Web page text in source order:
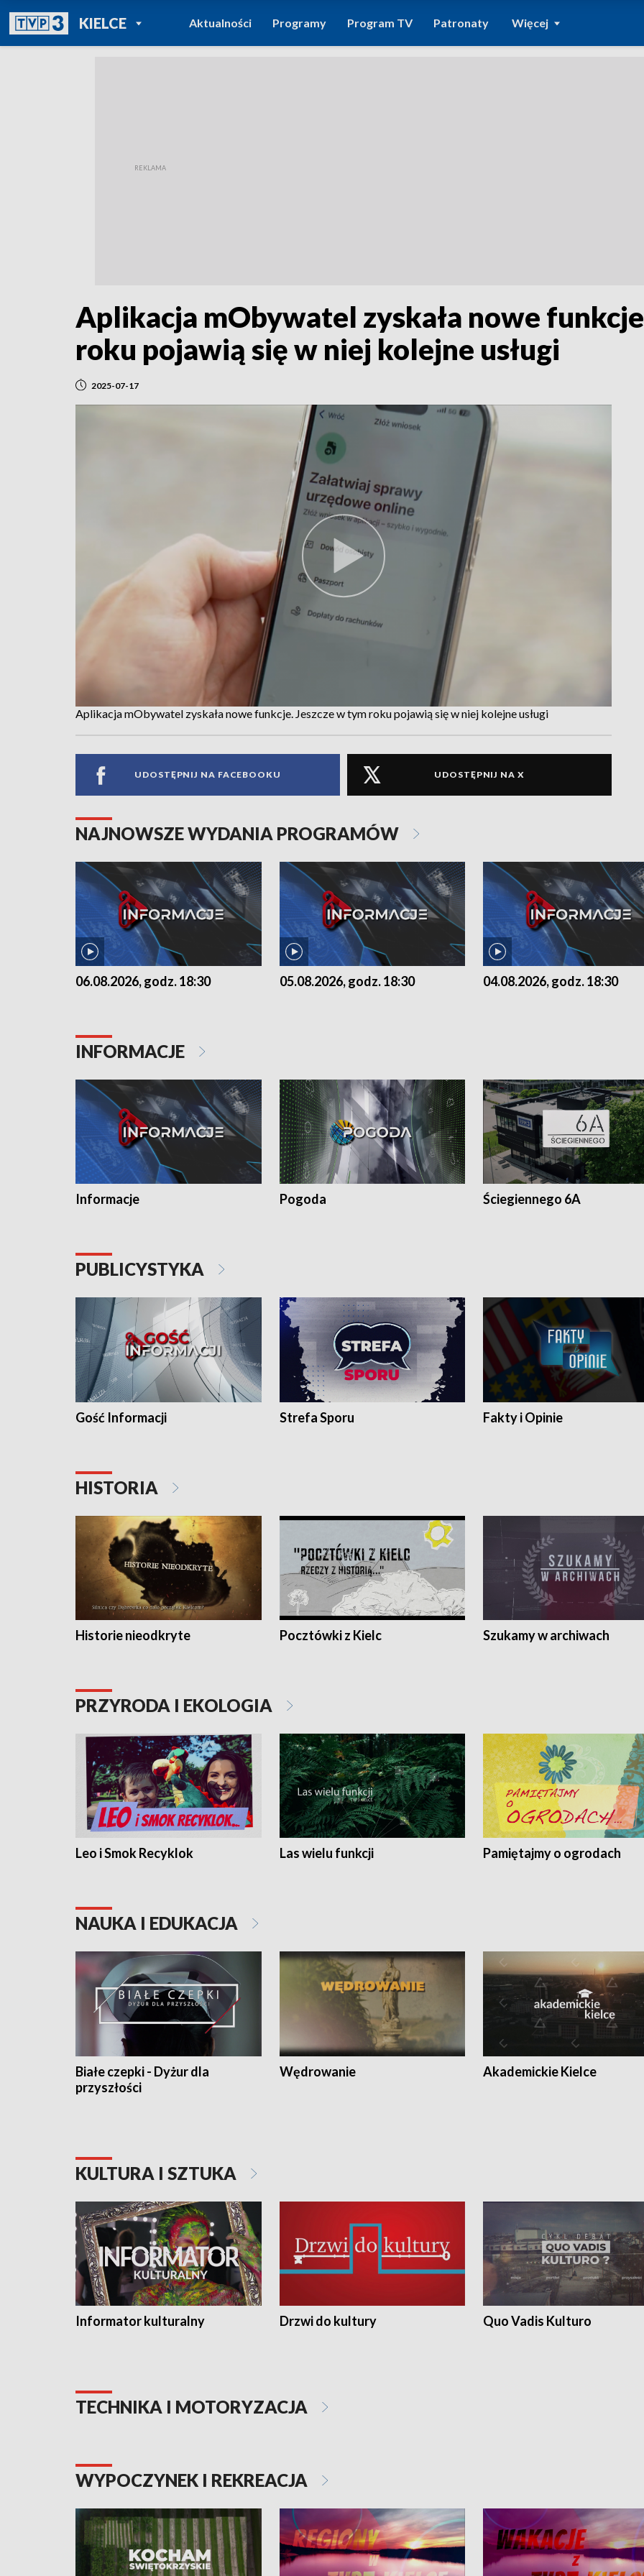
KIELCEPOWRÓT DO
TVP REGIONY
Aktualności Programy Program TV Patronaty Więcej
Aplikacja mObywatel zyskała nowe
roku pojawią się w niej kolejne usługi
2025-07-17
Aplikacja mObywatel zyskała nowe funkcje. Jeszcze w tym roku pojawią się w niej kolejne usługi
UDOSTĘPNIJ NA FACEBOOKU UDOSTĘPNIJ NA X
NAJNOWSZE WYDANIA PROGRAMÓW
06.08.2026, godz. 18:30 05.08.2026, godz. 18:30 04.08.2026, godz. 18:30
INFORMACJE
Informacje Pogoda Ściegiennego 6A
PUBLICYSTYKA
Gość Informacji Strefa Sporu Fakty i Opinie
HISTORIA
Historie nieodkryte Pocztówki z Kielc Szukamy w archiwach
PRZYRODA I EKOLOGIA
Leo i Smok Recyklok Las wielu funkcji Pamiętajmy o ogrodach
NAUKA I EDUKACJA
Białe czepki - Dyżur dla
przyszłości
Wędrowanie Akademickie Kielce
KULTURA I SZTUKA
Informator kulturalny Drzwi do kultury Quo Vadis Kulturo
TECHNIKA I MOTORYZACJA
WYPOCZYNEK I REKREACJA